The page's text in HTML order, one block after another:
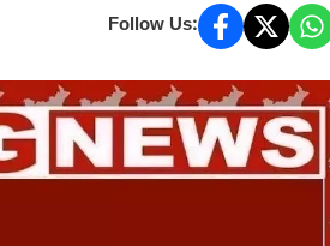
Follow Us: